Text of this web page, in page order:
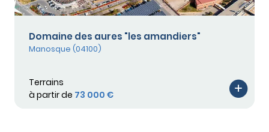
Domaine des aures "les amandiers"
Manosque (04100)
Terrains
à partir de 73 000 €